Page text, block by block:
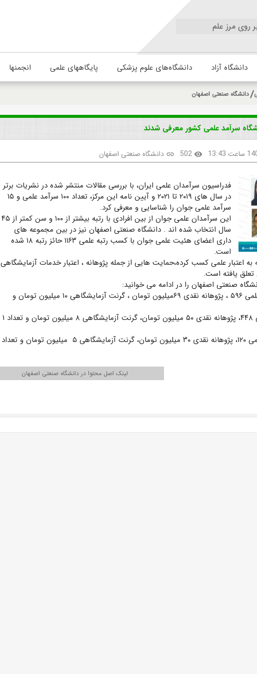
روی مرز علم
دانشگاه آزاد دانشگاه‌های علوم پزشکی پایگاههای علمی انجمنها
دانشگاه صنعتی اصفهان
سرآمد علمی کشور معرفی شدند
visibility
502
link دانشگاه صنعتی اصفهان
فدراسیون سرآمدان علمی ایران، با بررسی مقالات منتشر شده در نشریات برتر
در سال های ۲۰۱۹ تا ۲۰۲۱ و آیین نامه این مرکز، تعداد ۱۰۰ سرآمد علمی و ۱۵
سرآمد علمی جوان را شناسایی و معرفی کرد.
این سرآمدان علمی جوان از بین افرادی با رتبه بیشتر از ۱۰۰ و سن کمتر از ۴۵
سال انتخاب شده اند . دانشگاه صنعتی اصفهان نیز در بین مجموعه های
داری اعضای هئیت علمی جوان با کسب رتبه علمی ۱۱۶۳ حائز رتبه ۱۸ شده
است.
به اعتبار علمی کسب کرده،حمایت هایی از جمله پژوهانه ، اعتبار خدمات آزمایشگاهی
یافته است.
صنعتی اصفهان را در ادامه می خوانید:
محمد سیلانی با رتبه ۲۶، اعتبار علمی ۵۹۶ ، پژوهانه نقدی ۶۹میلیون تومان ، گرنت آزمایشگاهی ۱۰ میلیون تومان و
مهدی عبدی رتبه ۳۹، اعتبار علمی ۴۴۸، پژوهانه نقدی ۵۰ میلیون تومان، گرنت آزمایشگاهی ۸ میلیون تومان و تعداد ۱
مهشید خرازیها رتبه ۱۰۳ اعتبار علمی ۱۲۰، پژوهانه نقدی ۳۰ میلیون تومان، گرنت آزمایشگاهی ۵ میلیون تومان و تعداد
لینک اصل محتوا در دانشگاه صنعتی اصفهان